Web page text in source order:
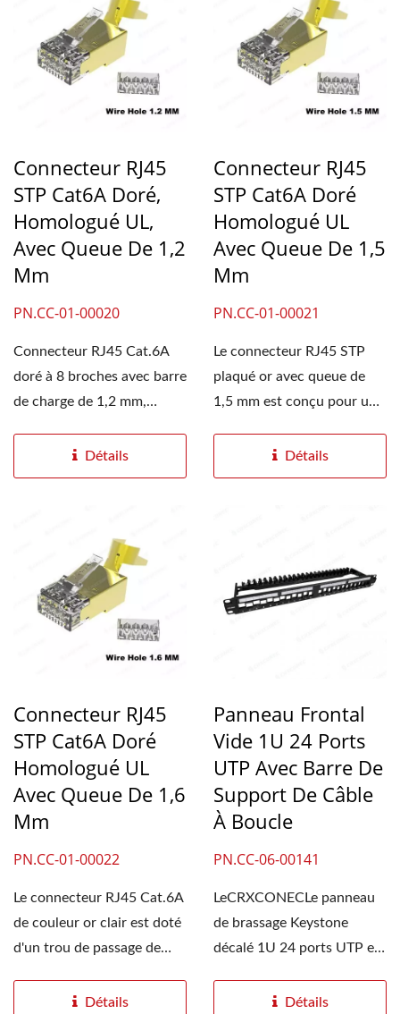
Connecteur RJ45
STP Cat6A Doré,
Homologué UL,
Avec Queue De 1,2
Mm
PN.CC-01-00020
Connecteur RJ45 Cat.6A
doré à 8 broches avec barre
de charge de 1,2 mm,
Détails
Connecteur RJ45
STP Cat6A Doré
Homologué UL
Avec Queue De 1,5
Mm
PN.CC-01-00021
Le connecteur RJ45 STP
plaqué or avec queue de
1,5 mm est conçu pour une
Détails
Connecteur RJ45
STP Cat6A Doré
Homologué UL
Avec Queue De 1,6
Mm
PN.CC-01-00022
Le connecteur RJ45 Cat.6A
de couleur or clair est doté
d'un trou de passage de
Détails
Panneau Frontal
Vide 1U 24 Ports
UTP Avec Barre De
Support De Câble
À Boucle
PN.CC-06-00141
LeCRXCONECLe panneau
de brassage Keystone
décalé 1U 24 ports UTP est
Détails